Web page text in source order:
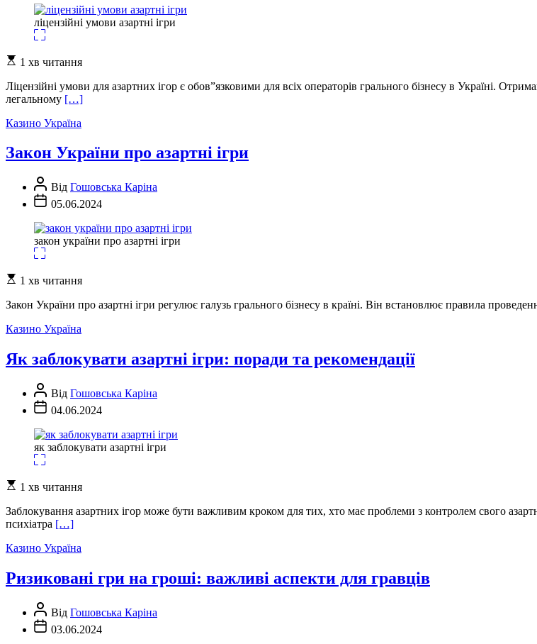
ліцензійні умови азартні ігри
Орієнтовний
читання
1 хв читання
Ліцензійні умови для азартних ігор є обов”язковими для всіх операторів грального бізнесу в Україні.
легальному […]
Казино Україна
Закон України про азартні ігри
Автор
запису
Від Гошовська Каріна
Дата
запису
05.06.2024
закон україни про азартні ігри
Орієнтовний
читання
1 хв читання
Закон України про азартні ігри регулює галузь грального бізнесу в країні. Він встановлює правила
Казино Україна
Як заблокувати азартні ігри: поради та рекомендації
Автор
запису
Від Гошовська Каріна
Дата
запису
04.06.2024
як заблокувати азартні ігри
Орієнтовний
читання
1 хв читання
Заблокування азартних ігор може бути важливим кроком для тих, хто має проблеми з контролем свого
психіатра […]
Казино Україна
Ризиковані гри на гроші: важливі аспекти для гравців
Автор
запису
Від Гошовська Каріна
Дата
запису
03.06.2024